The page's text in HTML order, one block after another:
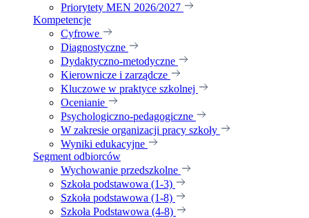
Priorytety MEN 2026/2027
Kompetencje
Cyfrowe
Diagnostyczne
Dydaktyczno-metodyczne
Kierownicze i zarządcze
Kluczowe w praktyce szkolnej
Ocenianie
Psychologiczno-pedagogiczne
W zakresie organizacji pracy szkoły
Wyniki edukacyjne
Segment odbiorców
Wychowanie przedszkolne
Szkoła podstawowa (1-3)
Szkoła podstawowa (1-8)
Szkoła Podstawowa (4-8)